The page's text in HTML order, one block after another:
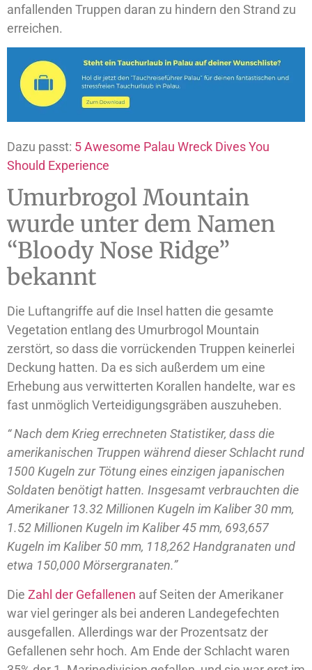
anfallenden Truppen daran zu hindern den Strand zu
erreichen.
Dazu passt: 5 Awesome Palau Wreck Dives You
Should Experience
Umurbrogol Mountain
wurde unter dem Namen
“Bloody Nose Ridge”
bekannt
Die Luftangriffe auf die Insel hatten die gesamte
Vegetation entlang des Umurbrogol Mountain
zerstört, so dass die vorrückenden Truppen keinerlei
Deckung hatten. Da es sich außerdem um eine
Erhebung aus verwitterten Korallen handelte, war es
fast unmöglich Verteidigungsgräben auszuheben.
“ Nach dem Krieg errechneten Statistiker, dass die
amerikanischen Truppen während dieser Schlacht rund
1500 Kugeln zur Tötung eines einzigen japanischen
Soldaten benötigt hatten. Insgesamt verbrauchten die
Amerikaner 13.32 Millionen Kugeln im Kaliber 30 mm,
1.52 Millionen Kugeln im Kaliber 45 mm, 693,657
Kugeln im Kaliber 50 mm, 118,262 Handgranaten und
etwa 150,000 Mörsergranaten.”
Die Zahl der Gefallenen auf Seiten der Amerikaner
war viel geringer als bei anderen Landegefechten
ausgefallen. Allerdings war der Prozentsatz der
Gefallenen sehr hoch. Am Ende der Schlacht waren